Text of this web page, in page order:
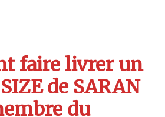
faire livrer un
de SARAN
du